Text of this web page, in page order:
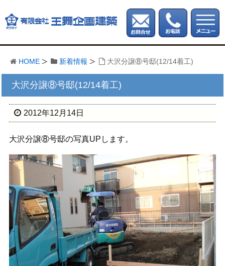
HOME 新着情報 大沢分譲⑧号邸(12/14着工)
大沢分譲⑧号邸(12/14着工)
2012年12月14日
大沢分譲⑧号邸の写真UPします。